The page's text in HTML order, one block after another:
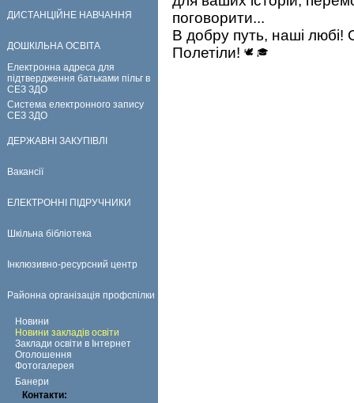
ДИСТАНЦІЙНЕ НАВЧАННЯ
ДОШКІЛЬНА ОСВІТА
Електронна адреса для
підтвердження батьками пільг в
СЕЗ ЗДО
Система електронного запису
СЕЗ ЗДО
ДЕРЖАВНІ ЗАКУПІВЛІ
Вакансії
ЕЛЕКТРОННІ ПІДРУЧНИКИ
Шкільна бібліотека
Інклюзивно-ресурсний центр
Районна організація профспілки
Новини
Новини закладів освіти
Заклади освіти в Інтернет
Оголошення
Фотогалерея
Банери
Контакти:
поговорити...
В добру путь, наші
Полетіли!